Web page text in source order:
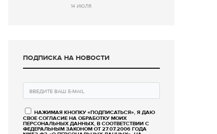
14 ИЮЛЯ
ПОДПИСКА НА НОВОСТИ
НАЖИМАЯ КНОПКУ «ПОДПИСАТЬСЯ», Я ДАЮ
СВОЕ СОГЛАСИЕ НА ОБРАБОТКУ МОИХ
ПЕРСОНАЛЬНЫХ ДАННЫХ, В СООТВЕТСТВИИ С
ФЕДЕРАЛЬНЫМ ЗАКОНОМ ОТ 27.07.2006 ГОДА